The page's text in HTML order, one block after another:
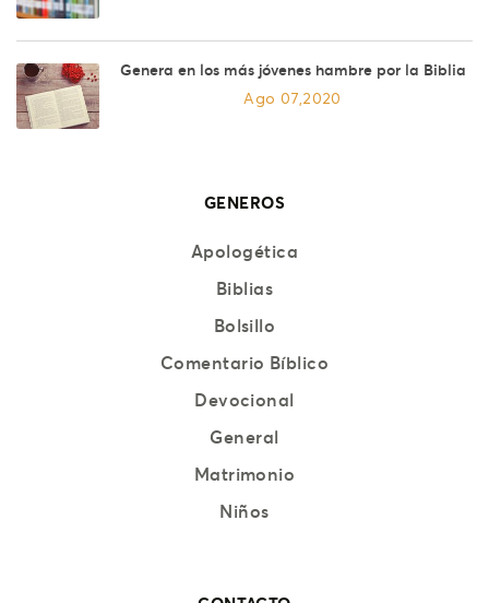
Genera en los más jóvenes hambre por la Biblia
Ago 07,2020
GENEROS
Apologética
Biblias
Bolsillo
Comentario Bíblico
Devocional
General
Matrimonio
Niños